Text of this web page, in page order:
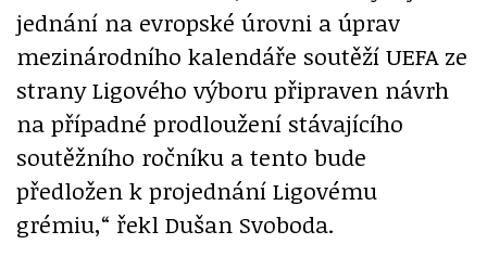
jednání na evropské úrovni a úprav
mezinárodního kalendáře soutěží UEFA ze
strany Ligového výboru připraven návrh
na případné prodloužení stávajícího
soutěžního ročníku a tento bude
předložen k projednání Ligovému
grémiu,“ řekl Dušan Svoboda.